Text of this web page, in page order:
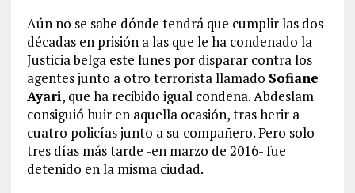
Aún no se sabe dónde tendrá que cumplir las dos
décadas en prisión a las que le ha condenado la
Justicia belga este lunes por disparar contra los
agentes junto a otro terrorista llamado Sofiane
Ayari, que ha recibido igual condena. Abdeslam
consiguió huir en aquella ocasión, tras herir a
cuatro policías junto a su compañero. Pero solo
tres días más tarde -en marzo de 2016- fue
detenido en la misma ciudad.